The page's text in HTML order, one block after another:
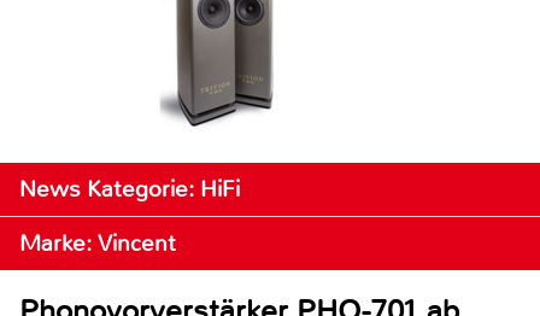
News Kategorie: HiFi
Marke: Vincent